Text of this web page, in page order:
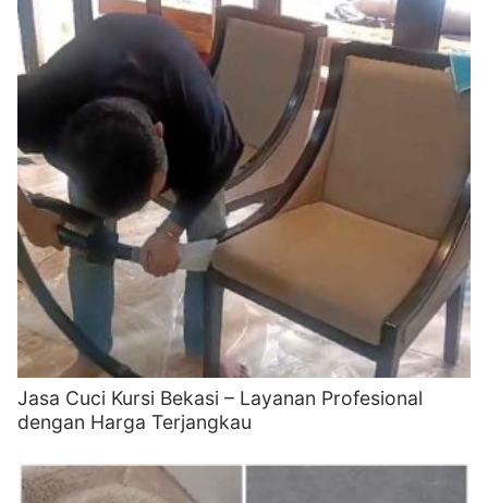
Jasa Cuci Kursi Bekasi – Layanan Profesional
dengan Harga Terjangkau